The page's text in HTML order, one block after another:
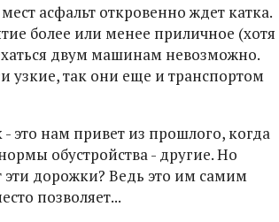
асфальт откровенно ждет катка.
более или менее приличное (хотя
двум машинам невозможно.
узкие, так они еще и транспортом
это нам привет из прошлого, когда
обустройства - другие. Но
эти дорожки? Ведь это им самим
позволяет...